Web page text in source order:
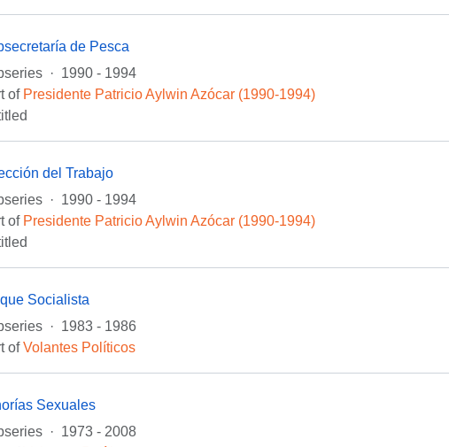
de Pesca
· 1990 - 1994
of Presidente Patricio Aylwin Azócar (1990-1994)
del Trabajo
· 1990 - 1994
of Presidente Patricio Aylwin Azócar (1990-1994)
Socialista
· 1983 - 1986
ofVolantes Políticos
Sexuales
· 1973 - 2008